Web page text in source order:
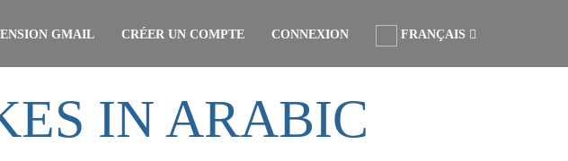
GMAIL CRÉER UN COMPTE CONNEXION FRANÇAIS
IN ARABIC